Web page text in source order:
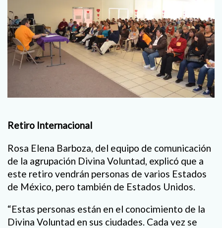
Retiro Internacional
Rosa Elena Barboza, del equipo de comunicación
de la agrupación Divina Voluntad, explicó que a
este retiro vendrán personas de varios Estados
de México, pero también de Estados Unidos.
“Estas personas están en el conocimiento de la
Divina Voluntad en sus ciudades. Cada vez se